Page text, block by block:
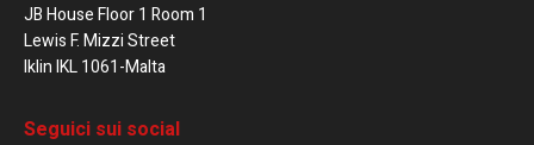
JB House Floor 1 Room 1
Lewis F. Mizzi Street
Iklin IKL 1061-Malta
Seguici sui social